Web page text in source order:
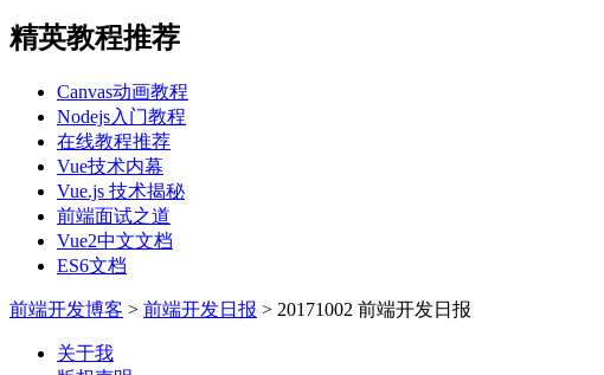
精英教程推荐
Canvas动画教程
Nodejs入门教程
在线教程推荐
Vue技术内幕
Vue.js 技术揭秘
前端面试之道
Vue2中文文档
ES6文档
前端开发博客 > 前端开发日报 > 20171002 前端开发日报
关于我